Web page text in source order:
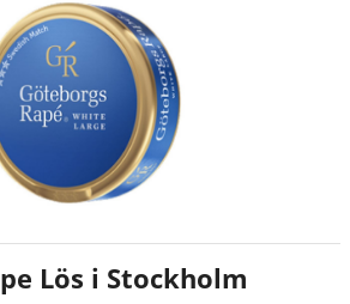
Lös i Stockholm